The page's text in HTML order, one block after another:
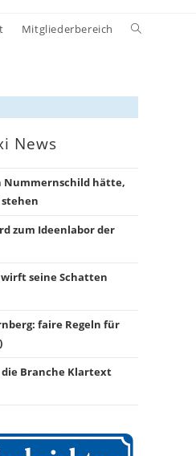
Mitgliederbereich
Website-
News
Nummernschild hätte,
zum Ideenlabor der
wirft seine Schatten
faire Regeln für
die Branche Klartext